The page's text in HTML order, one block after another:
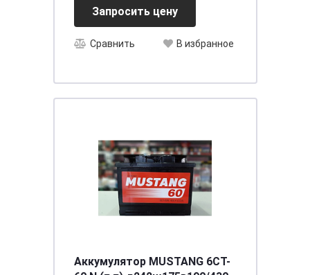
Запросить цену
Сравнить В избранное
Аккумулятор MUSTANG 6CT-